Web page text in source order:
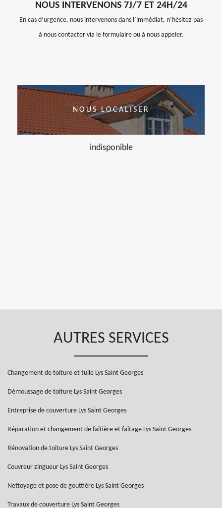
NOUS INTERVENONS 7J/7 ET 24H/24
En cas d’urgence, nous intervenons dans l’immédiat, n’hésitez pas
à nous contacter via le formulaire ou à nous appeler.
NOUS LOCALISER
indisponible
AUTRES SERVICES
Changement de toiture et tuile Lys Saint Georges
Démoussage de toiture Lys Saint Georges
Entreprise de couverture Lys Saint Georges
Réparation et changement de faîtière et faîtage Lys Saint Georges
Rénovation de toiture Lys Saint Georges
Couvreur zingueur Lys Saint Georges
Nettoyage et pose de gouttière Lys Saint Georges
Travaux de couverture Lys Saint Georges